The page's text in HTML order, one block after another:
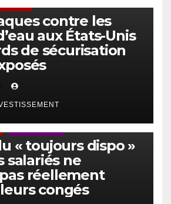
contre les
aux États-Unis
de sécurisation
« toujours dispo »
salariés ne
réellement
congés